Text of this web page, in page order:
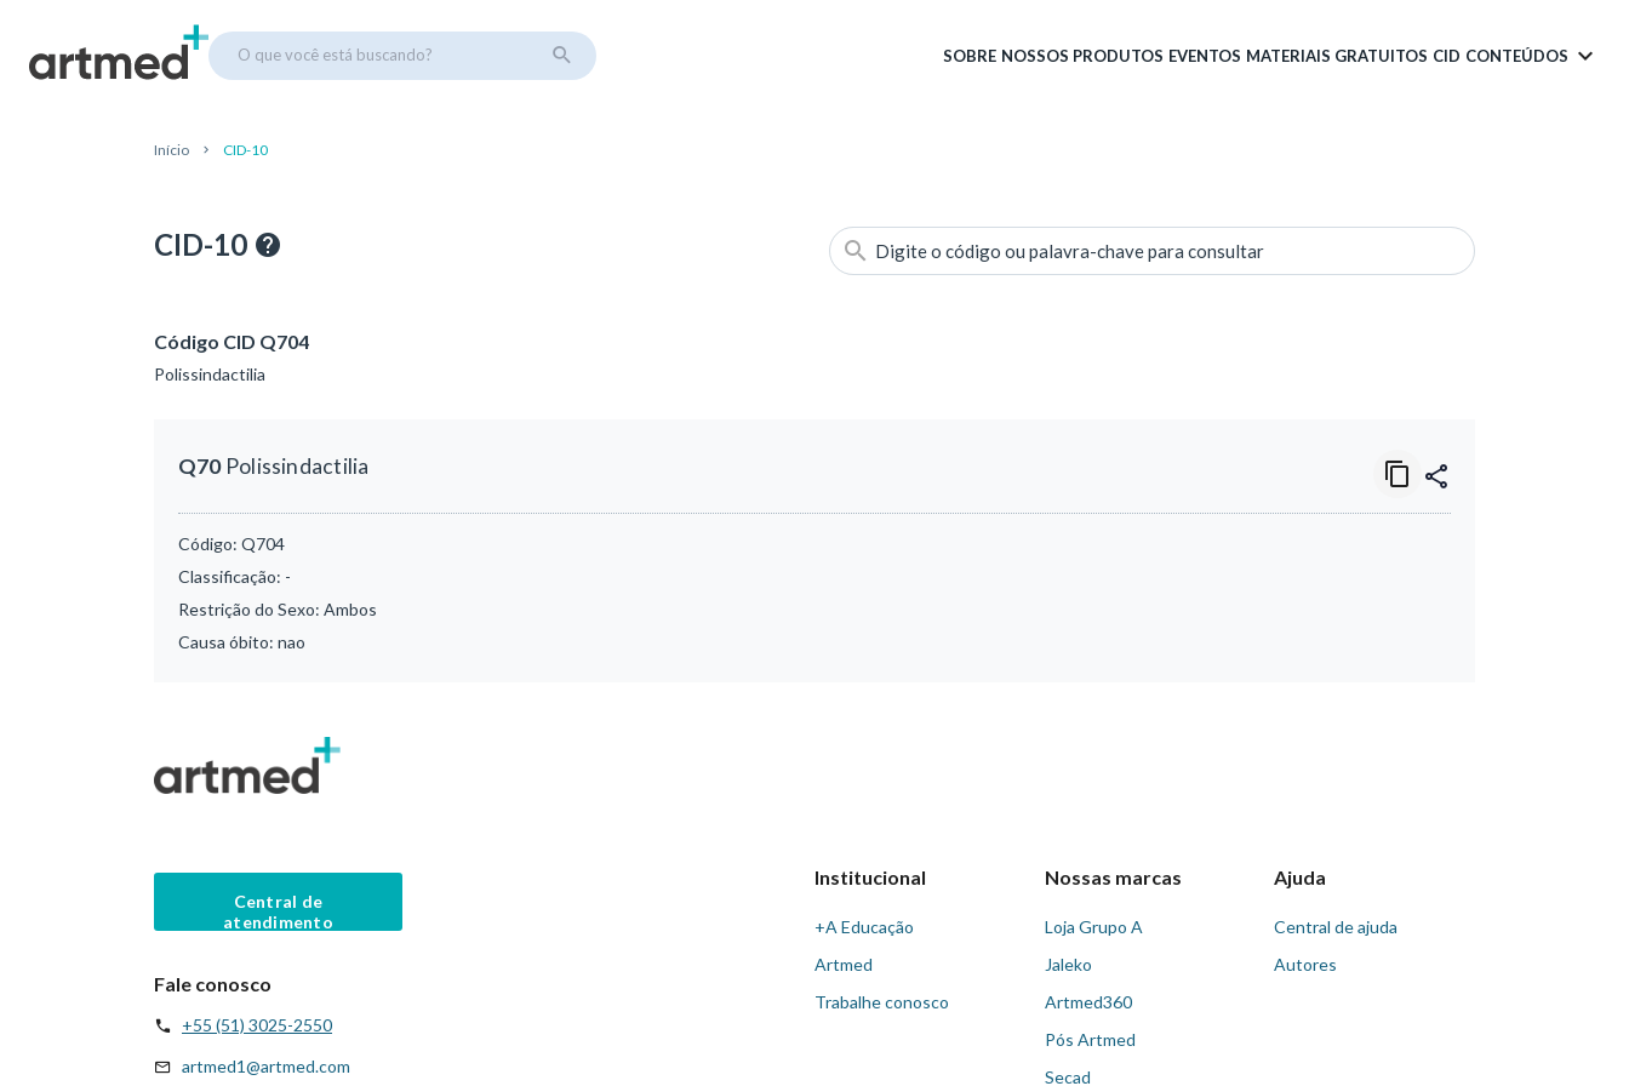
O que você está buscando? SOBRE NOSSOS PRODUTOS EVENTOS MATERIAIS GRATUITOS CID CONTEÚDOS
Início CID-10
CID-10 Digite o código ou palavra-chave para consultar
Código CID Q704
Polissindactilia
Q70Polissindactilia
Código: Q704
Classificação: -
Restrição do Sexo: Ambos
Causa óbito: nao
Central de
atendimento
Fale conosco
+55 (51) 3025-2550
artmed1@artmed.com
Institucional
+A Educação
Artmed
Trabalhe conosco
Nossas marcas
Loja Grupo A
Jaleko
Artmed360
Pós Artmed
Secad
Ajuda
Central de ajuda
Autores